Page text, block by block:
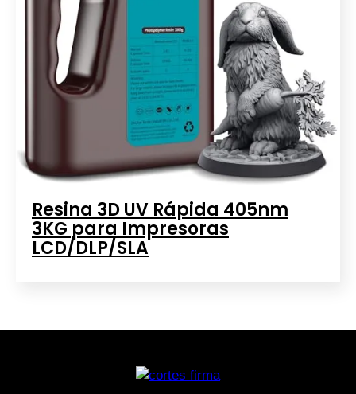
Resina 3D UV Rápida 405nm
3KG para Impresoras
LCD/DLP/SLA